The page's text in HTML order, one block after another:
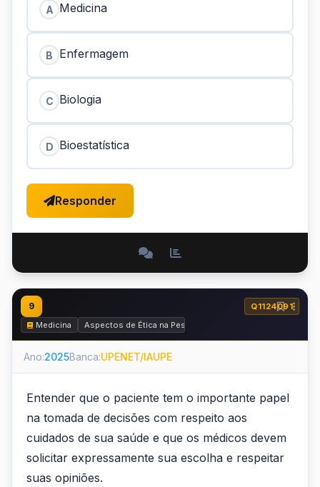
A Medicina
B Enfermagem
C Biologia
D Bioestatística
Responder
9
Q1124091
Medicina
Aspectos de Ética na Pesquisa, Ética Médica e Perícia
Ano:2025Banca:UPENET/IAUPE
Entender que o paciente tem o importante papel
na tomada de decisões com respeito aos
cuidados de sua saúde e que os médicos devem
solicitar expressamente sua escolha e respeitar
suas opiniões.